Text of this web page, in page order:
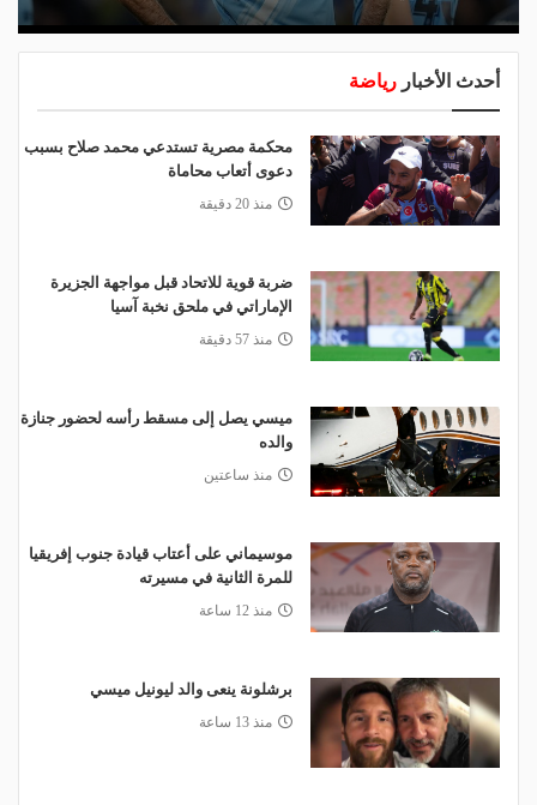
أحدث الأخبار رياضة
محكمة مصرية تستدعي محمد صلاح بسبب
دعوى أتعاب محاماة
منذ 20 دقيقة
ضربة قوية للاتحاد قبل مواجهة الجزيرة
الإماراتي في ملحق نخبة آسيا
منذ 57 دقيقة
ميسي يصل إلى مسقط رأسه لحضور جنازة
والده
منذ ساعتين
موسيماني على أعتاب قيادة جنوب إفريقيا
للمرة الثانية في مسيرته
منذ 12 ساعة
برشلونة ينعى والد ليونيل ميسي
منذ 13 ساعة